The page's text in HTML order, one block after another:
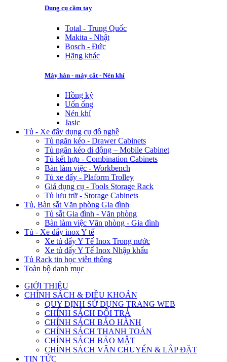
Dụng cụ cầm tay
Total - Trung Quốc
Makita - Nhật
Bosch - Đức
Hãng khác
Máy hàn - máy cắt - Nén khí
Hồng ký
Uốn ống
Nén khí
Jasic
Tủ - Xe đẩy dụng cụ đồ nghề
Tủ ngăn kéo - Drawer Cabinets
Tủ ngăn kéo di động – Mobile Cabinet
Tủ kết hợp - Combination Cabinets
Bàn làm việc - Workbench
Tủ xe đẩy - Plaform Trolley
Giá dụng cụ - Tools Storage Rack
Tủ lưu trữ - Storage Cabinets
Tủ, Bàn sắt Văn phòng Gia đình
Tủ sắt Gia đình - Văn phòng
Bàn làm việc Văn phòng - Gia đình
Tủ - Xe đẩy inox Y tế
Xe tủ đẩy Y Tế Inox Trong nước
Xe tủ đẩy Y Tế Inox Nhập khẩu
Tủ Rack tin học viễn thông
Toàn bộ danh mục
GIỚI THIỆU
CHÍNH SÁCH & ĐIỀU KHOẢN
QUY ĐỊNH SỬ DỤNG TRANG WEB
CHÍNH SÁCH ĐỔI TRẢ
CHÍNH SÁCH BẢO HÀNH
CHÍNH SÁCH THANH TOÁN
CHÍNH SÁCH BẢO MẬT
CHÍNH SÁCH VẬN CHUYỂN & LẮP ĐẶT
TIN TỨC